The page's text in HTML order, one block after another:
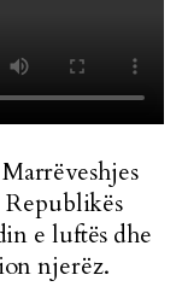
e luftës dhe
njerëz.